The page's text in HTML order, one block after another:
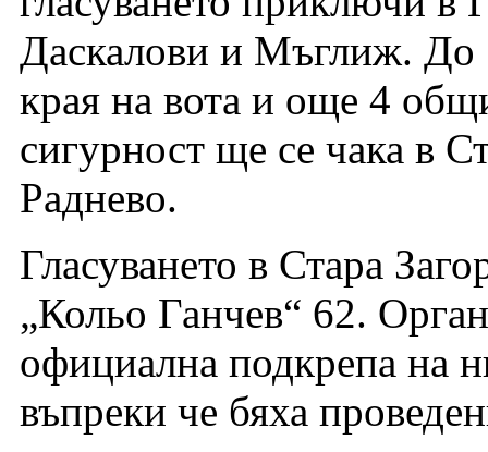
Даскалови и Мъглиж. До
края на вота и още 4
сигурност ще се чака в
Раднево.
Гласуването в Стара
„Кольо Ганчев“ 62.
официална подкрепа на
въпреки че бяха